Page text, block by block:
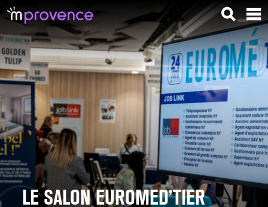
LE SALON EUROMED’TIER